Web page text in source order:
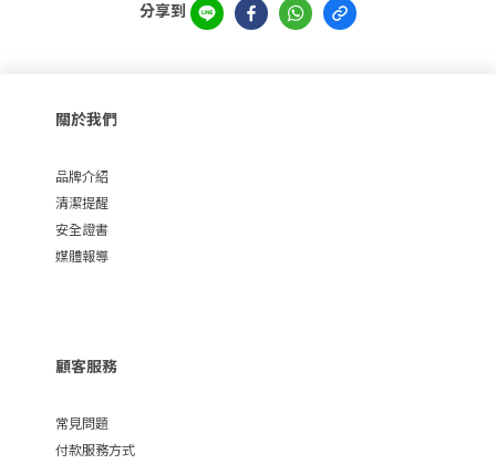
分享到
關於我們
品牌介紹
清潔提醒
安全證書
媒體報導
顧客服務
常見問題
付款服務方式